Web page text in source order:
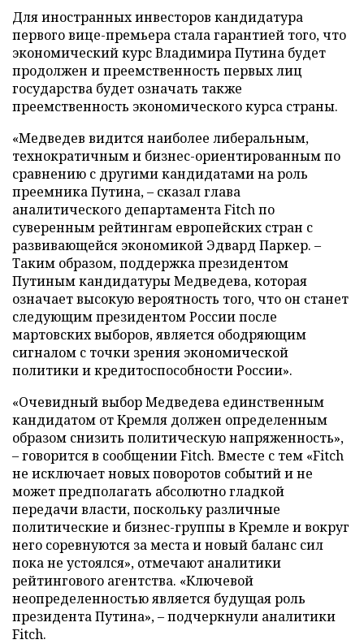
Для иностранных инвесторов кандидатура
первого вице-премьера стала гарантией того, что
экономический курс Владимира Путина будет
продолжен и преемственность первых лиц
государства будет означать также
преемственность экономического курса страны.
«Медведев видится наиболее либеральным,
технократичным и бизнес-ориентированным по
сравнению с другими кандидатами на роль
преемника Путина, – сказал глава
аналитического департамента Fitch по
суверенным рейтингам европейских стран с
развивающейся экономикой Эдвард Паркер. –
Таким образом, поддержка президентом
Путиным кандидатуры Медведева, которая
означает высокую вероятность того, что он станет
следующим президентом России после
мартовских выборов, является ободряющим
сигналом с точки зрения экономической
политики и кредитоспособности России».
«Очевидный выбор Медведева единственным
кандидатом от Кремля должен определенным
образом снизить политическую напряженность»,
– говорится в сообщении Fitch. Вместе с тем «Fitch
не исключает новых поворотов событий и не
может предполагать абсолютно гладкой
передачи власти, поскольку различные
политические и бизнес-группы в Кремле и вокруг
него соревнуются за места и новый баланс сил
пока не устоялся», отмечают аналитики
рейтингового агентства. «Ключевой
неопределенностью является будущая роль
президента Путина», – подчеркнули аналитики
Fitch.